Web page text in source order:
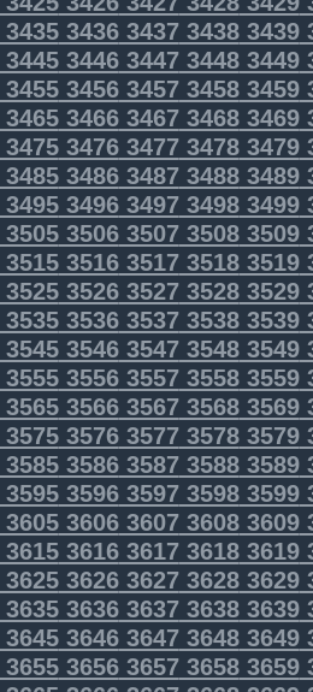
3436343734383439
3446344734483449
3456345734583459
3466346734683469
3476347734783479
3486348734883489
3496349734983499
3506350735083509
3516351735183519
3526352735283529
3536353735383539
3546354735483549
3556355735583559
3566356735683569
3576357735783579
3586358735883589
3596359735983599
3606360736083609
3616361736183619
3626362736283629
3636363736383639
3646364736483649
3656365736583659